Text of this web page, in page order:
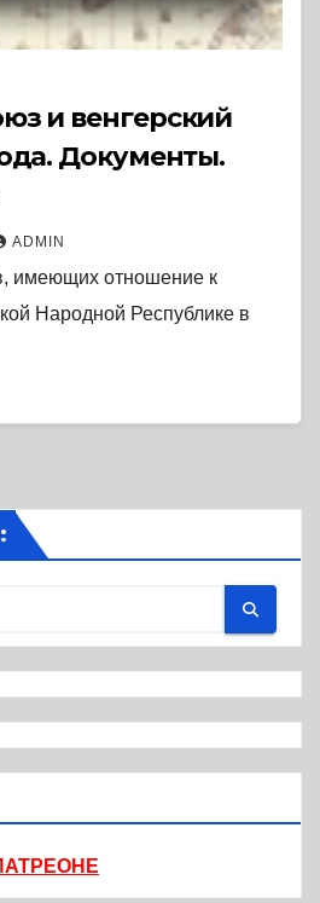
и венгерский
Документы.
ADMIN
имеющих отношение к
Народной Республике в